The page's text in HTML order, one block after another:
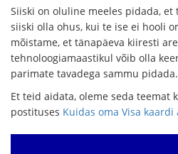
Siiski on oluline meeles pidada, et
siiski olla ohus, kui te ise ei hooli
mõistame, et tänapäeva kiiresti
tehnoloogiamaastikul võib olla
parimate tavadega sammu pidada.
Et teid aidata, oleme seda teemat
postituses Kuidas oma Visa